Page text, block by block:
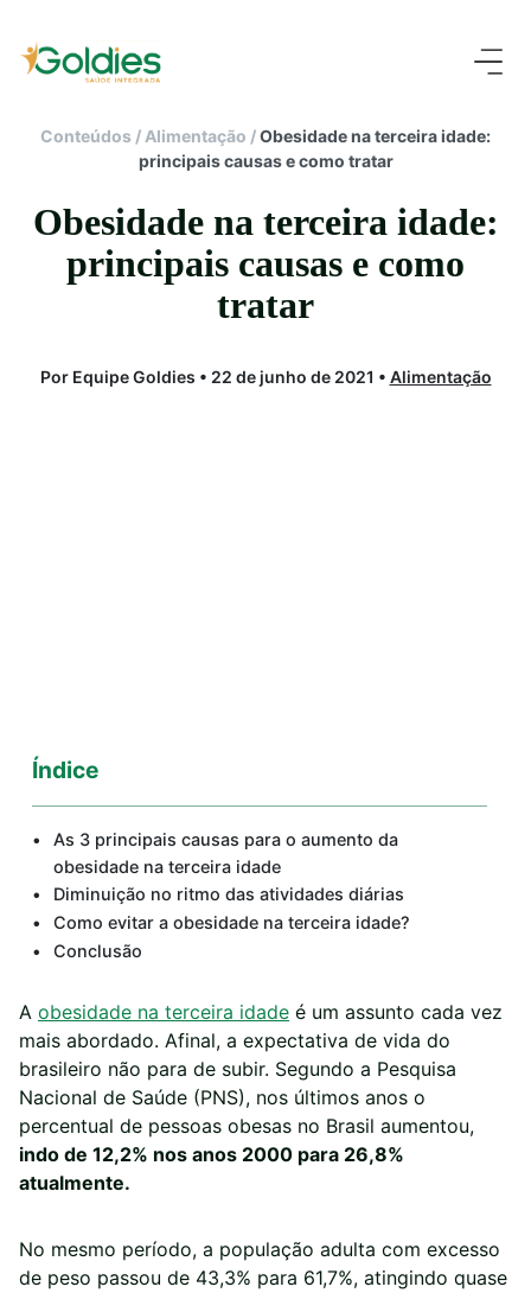
Conteúdos / Alimentação /Obesidade na terceira idade:
principais causas e como tratar
Obesidade na terceira idade:
principais causas e como
tratar
Por Equipe Goldies • 22 de junho de 2021 • Alimentação
Índice
As 3 principais causas para o aumento da
obesidade na terceira idade
Diminuição no ritmo das atividades diárias
Como evitar a obesidade na terceira idade?
Conclusão
A obesidade na terceira idade é um assunto cada vez
mais abordado. Afinal, a expectativa de vida do
brasileiro não para de subir. Segundo a Pesquisa
Nacional de Saúde (PNS), nos últimos anos o
percentual de pessoas obesas no Brasil aumentou,
indo de 12,2% nos anos 2000 para 26,8%
atualmente.
No mesmo período, a população adulta com excesso
de peso passou de 43,3% para 61,7%, atingindo quase